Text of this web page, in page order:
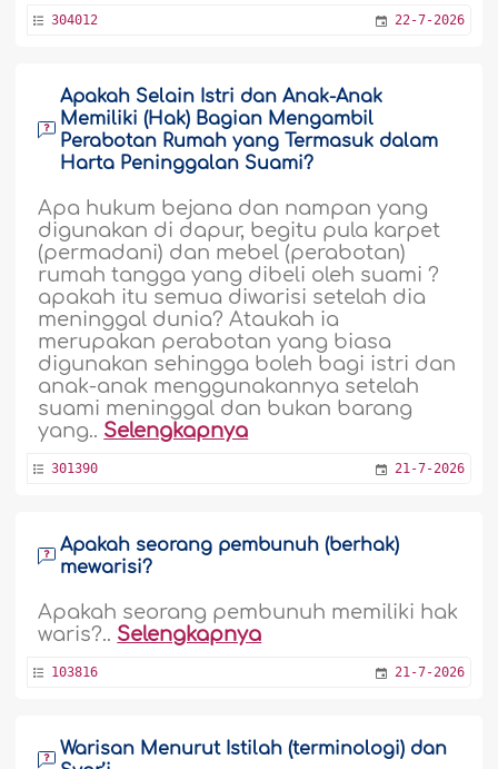
304012 22-7-2026
Apakah Selain Istri dan Anak-Anak
Memiliki (Hak) Bagian Mengambil
Perabotan Rumah yang Termasuk dalam
Harta Peninggalan Suami?
Apa hukum bejana dan nampan yang
digunakan di dapur, begitu pula karpet
(permadani) dan mebel (perabotan)
rumah tangga yang dibeli oleh suami ?
apakah itu semua diwarisi setelah dia
meninggal dunia? Ataukah ia
merupakan perabotan yang biasa
digunakan sehingga boleh bagi istri dan
anak-anak menggunakannya setelah
suami meninggal dan bukan barang
yang.. Selengkapnya
301390 21-7-2026
Apakah seorang pembunuh (berhak)
mewarisi?
Apakah seorang pembunuh memiliki hak
waris?.. Selengkapnya
103816 21-7-2026
Warisan Menurut Istilah (terminologi) dan